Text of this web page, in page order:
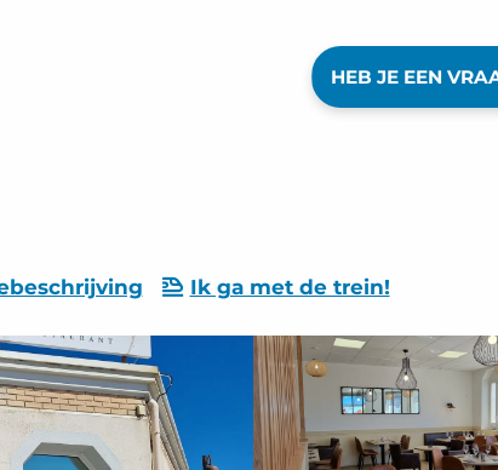
HEB JE EEN
Ik ga met de trein!